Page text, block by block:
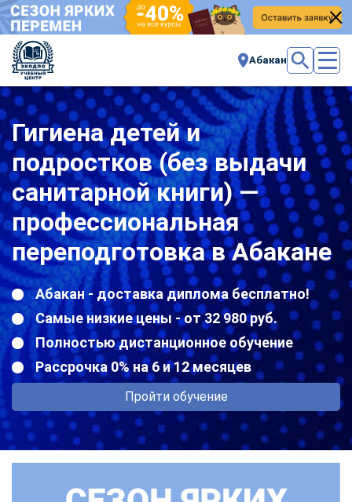
Абакан
Гигиена детей и
подростков (без выдачи
санитарной книги) —
профессиональная
переподготовка в Абакане
Абакан - доставка диплома бесплатно!
Самые низкие цены - от 32 980 руб.
Полностью дистанционное обучение
Рассрочка 0% на 6 и 12 месяцев
Пройти обучение